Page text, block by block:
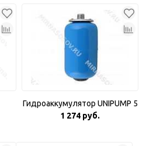
Гидроаккумулятор UNIPUMP 5
1 274 руб.